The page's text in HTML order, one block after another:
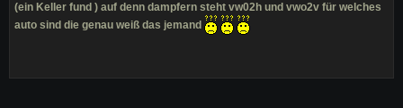
(ein Keller fund ) auf denn dampfern steht vw02h und vwo2v für welches
auto sind die genau weiß das jemand